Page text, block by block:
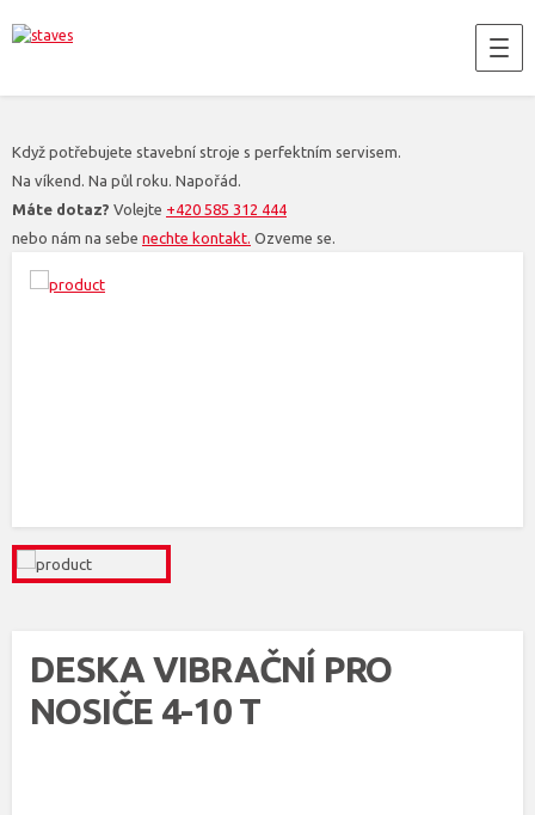
Když potřebujete stavební stroje s perfektním servisem.
Na víkend. Na půl roku. Napořád.
Máte dotaz? Volejte +420 585 312 444
nebo nám na sebe nechte kontakt. Ozveme se.
DESKA VIBRAČNÍ PRO
NOSIČE 4-10 T